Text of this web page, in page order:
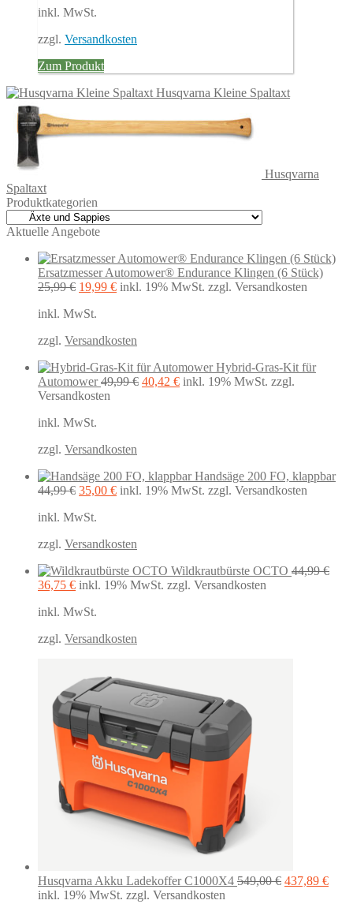
inkl. MwSt.
zzgl. Versandkosten
Zum Produkt
Husqvarna Kleine Spaltaxt
Husqvarna
Spaltaxt
Produktkategorien
Aktuelle Angebote
Ersatzmesser Automower® Endurance Klingen (6 Stück)
25,99€ Ursprünglicher
war:
19,99 €Aktueller
inkl. 19% MwSt. zzgl. Versandkosten
inkl. MwSt.
zzgl. Versandkosten
Hybrid-Gras-Kit für
Automower 49,99€ Ursprünglicher
40,42 €Aktueller
inkl. 19% MwSt. zzgl.
Versandkosten
inkl. MwSt.
zzgl. Versandkosten
Handsäge 200 FO, klappbar
44,99€ Ursprünglicher
war:
35,00 €Aktueller
inkl. 19% MwSt. zzgl. Versandkosten
inkl. MwSt.
zzgl. Versandkosten
Wildkrautbürste OCTO 44,99€
Ursprünglicher
war:
36,75 €Aktueller
ist:
inkl. 19% MwSt. zzgl. Versandkosten
inkl. MwSt.
zzgl. Versandkosten
Husqvarna Akku Ladekoffer C1000X4 549,00€ 437,89 €
inkl. 19% MwSt. zzgl. Versandkosten